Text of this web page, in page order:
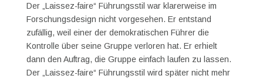
Der „Laissez-faire“ Führungsstil war klarerweise im
Forschungsdesign nicht vorgesehen. Er entstand
zufällig, weil einer der demokratischen Führer die
Kontrolle über seine Gruppe verloren hat. Er erhielt
dann den Auftrag, die Gruppe einfach laufen zu lassen.
Der „Laissez-faire“ Führungsstil wird später nicht mehr